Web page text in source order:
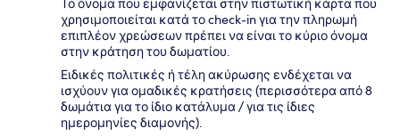
Το όνομα που εμφανίζεται στην πιστωτική κάρτα που
χρησιμοποιείται κατά το check-in για την πληρωμή
επιπλέον χρεώσεων πρέπει να είναι το κύριο όνομα
στην κράτηση του δωματίου.
Ειδικές πολιτικές ή τέλη ακύρωσης ενδέχεται να
ισχύουν για ομαδικές κρατήσεις (περισσότερα από 8
δωμάτια για το ίδιο κατάλυμα / για τις ίδιες
ημερομηνίες διαμονής).